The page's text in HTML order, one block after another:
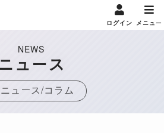
ログイン メニュー
NEWS
ュース
ニュース/コラム